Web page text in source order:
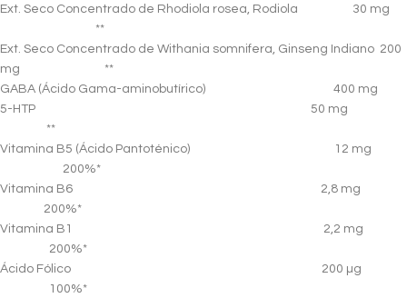
Ext. Seco Concentrado de Rhodiola rosea, Rodiola 30 mg
**
Ext. Seco Concentrado de Withania somnifera, Ginseng Indiano 200
mg **
GABA (Ácido Gama-aminobutírico) 400 mg
5-HTP 50 mg
**
Vitamina B5 (Ácido Pantoténico) 12 mg
200%*
Vitamina B6 2,8 mg
200%*
Vitamina B1 2,2 mg
200%*
Ácido Fólico 200 µg
100%*